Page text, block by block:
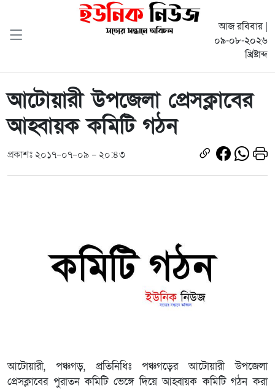
আজ রবিবার |
০৯-০৮-২০২৬
খ্রিষ্টাব্দ
আটোয়ারী উপজেলা প্রেসক্লাবের
আহ্বায়ক কমিটি গঠন
প্রকাশঃ ২০১৭-০৭-০৯ - ২০:৪৩
আটোয়ারী, পঞ্চগড়, প্রতিনিধিঃ পঞ্চগড়ের আটোয়ারী উপজেলা
প্রেসক্লাবের পুরাতন কমিটি ভেঙ্গে দিয়ে আহ্বায়ক কমিটি গঠন করা